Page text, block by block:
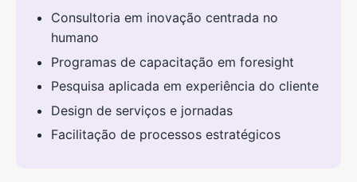
Consultoria em inovação centrada no
humano
Programas de capacitação em foresight
Pesquisa aplicada em experiência do cliente
Design de serviços e jornadas
Facilitação de processos estratégicos